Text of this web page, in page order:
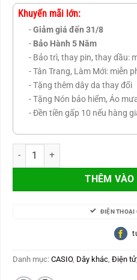
Khuyến mãi lớn:
-Giảm giá đến 31/8
- Bảo Hành 5 Năm
- Bảo trì, thay pin, thay dầu:
- Tân Trang, Làm Mới: miễn
- Tặng thêm dây da thay đổi
- Tặng Nón bảo hiểm, Áo
- Đền tiền gấp 10 nếu hàng
GST-S300GL-1A số lượng
THÊM VÀO
ĐIỆN
Danh mục: CASIO, Dây khác, Điện tử,